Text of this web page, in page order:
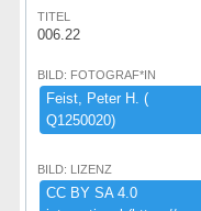
TITEL
006.22
BILD: FOTOGRAF*IN
Feist,​ ​Peter ​H.​ ​(​
Q1250020)​
BILD: LIZENZ
CC ​BY ​SA ​4.​0 ​